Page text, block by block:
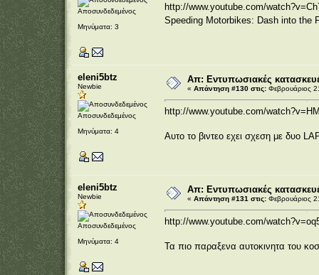
Αποσυνδεδεμένος
Μηνύματα: 3
http://www.youtube.com/
Speeding Motorbikes: Dash into the
eleni5btz
Newbie
Αποσυνδεδεμένος
Μηνύματα: 4
Απ: Εντυπωσιακές
« Απάντηση #130 στις:Φεβρουάριος
http://www.youtube.com/
Αυτο το βιντεο εχει σχεση με δυο
eleni5btz
Newbie
Αποσυνδεδεμένος
Μηνύματα: 4
Απ: Εντυπωσιακές
« Απάντηση #131 στις:Φεβρουάριος
http://www.youtube.com/
Τα πιο παραξενα αυτοκινητα του